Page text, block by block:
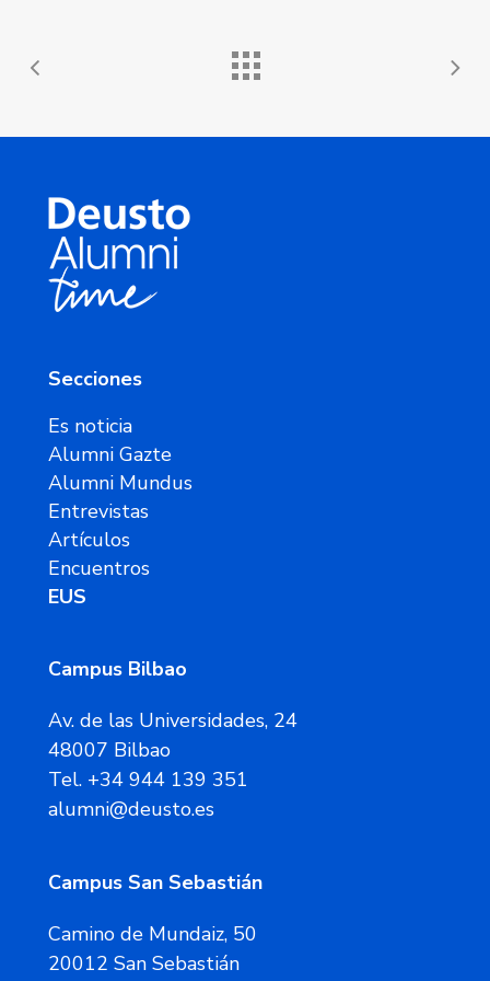
Secciones
Es noticia
Alumni Gazte
Alumni Mundus
Entrevistas
Artículos
Encuentros
EUS
Campus Bilbao
Av. de las Universidades, 24
48007 Bilbao
Tel. +34 944 139 351
alumni@deusto.es
Campus San Sebastián
Camino de Mundaiz, 50
20012 San Sebastián